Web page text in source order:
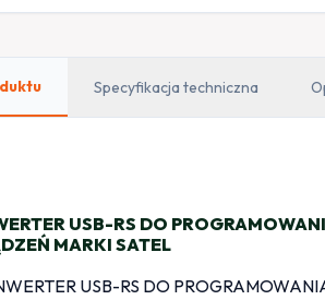
Specyfikacja techniczna
USB-RS DO
MARKI SATEL